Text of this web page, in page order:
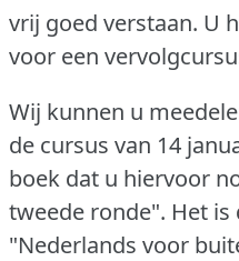
vrij goed verstaan. U
voor een
Wij kunnen u
de cursus van 14
boek dat u hiervoor
tweede ronde". Het is
"Nederlands voor